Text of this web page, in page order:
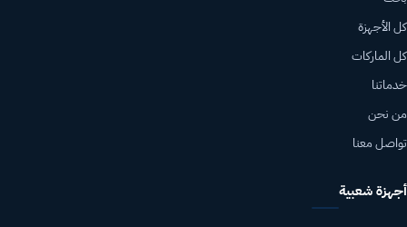
كل الأجهزة
كل الماركات
خدماتنا
من نحن
تواصل معنا
أجهزة شعبية